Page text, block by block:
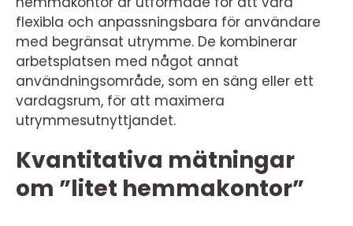
flexibla och anpassningsbara för användare
med begränsat utrymme. De kombinerar
arbetsplatsen med något annat
användningsområde, som en säng eller ett
vardagsrum, för att maximera
utrymmesutnyttjandet.
Kvantitativa mätningar
om ”litet hemmakontor”